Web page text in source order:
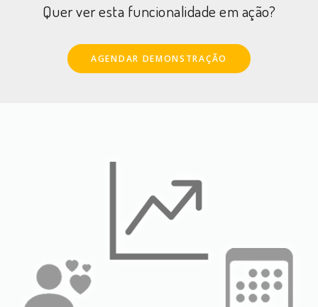
Quer ver esta funcionalidade em ação?
AGENDAR DEMONSTRAÇÃO